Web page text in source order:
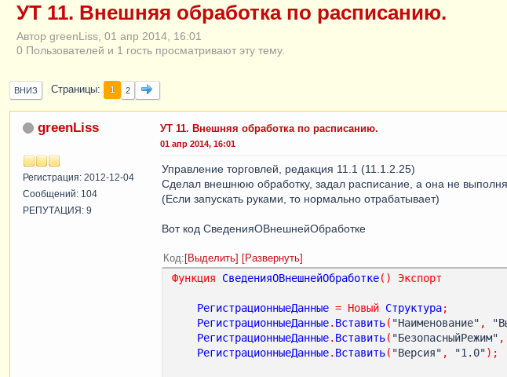
УТ 11. Внешняя обработка по расписанию.
Автор greenLiss, 01 апр 2014, 16:01
0 Пользователей и 1 гость просматривают эту тему.
ВНИЗ Страницы 1 2
greenLiss
Регистрация: 2012-12-04
Сообщений: 104
РЕПУТАЦИЯ: 9
УТ 11. Внешняя обработка по расписанию.
01 апр 2014, 16:01
Управление торговлей, редакция 11.1 (11.1.2.25)
Сделал внешнюю обработку, задал расписание, а она не
(Если запускать руками, то нормально отрабатывает)
Вот код СведенияОВнешнейОбработке
Код Выделить Развернуть
Функция СведенияОВнешнейОбработке() Экспорт
РегистрационныеДанные = Новый Структура;
РегистрационныеДанные. Вставить( "Наименование" ,
РегистрационныеДанные. Вставить( "БезопасныйРежим" ,
РегистрационныеДанные. Вставить( "Версия" , "1.0");